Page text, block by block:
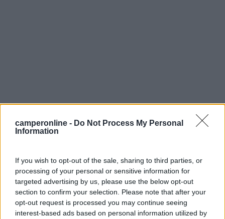
camperonline - Do Not Process My Personal
Information
If you wish to opt-out of the sale, sharing to third parties, or
processing of your personal or sensitive information for
targeted advertising by us, please use the below opt-out
section to confirm your selection. Please note that after your
opt-out request is processed you may continue seeing
interest-based ads based on personal information utilized by
Nuvola2
5021
In risposta al messaggio digirigiola del12/09/2024alle13:07:18
Buongiorno a tutti, ho smontato il condizionatore a tetto Blizzard, della
cellula che non funzionava ed ho trovato questo componente in foto
bruciato. Non riesco a capire se è un relè o altro, non ci sono sigle o
scritte di nessun tipo.. qualcuno sa aiutarmi a capire per poterlo sostituire